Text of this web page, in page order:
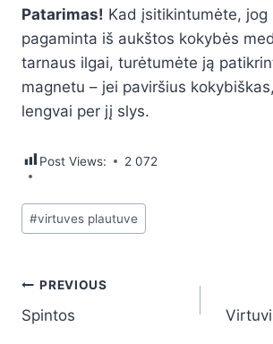
Patarimas! Kad įsitikintumėte, jog
pagaminta iš aukštos kokybės
tarnaus ilgai, turėtumėte ją
magnetu – jei paviršius
lengvai per jį slys.
Post Views: 2 072
Post
Tags:
#virtuves plautuve
Navigacija
tarp
PREVIOUS
Spintos